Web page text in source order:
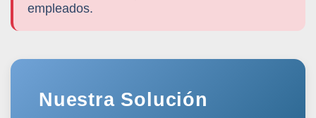
empleados.
Nuestra Solución